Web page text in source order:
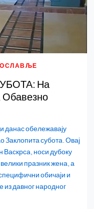
На
Обавезно
данас обележавају
Заклопита субота. Овај
Васкрса, носи дубоку
празник жена, а
обичаји и
из давног народног